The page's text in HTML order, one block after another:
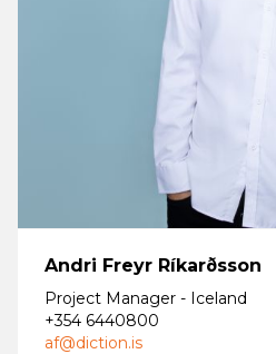
Andri Freyr Ríkarðsson
Project Manager - Iceland
+354 6440800
af@diction.is